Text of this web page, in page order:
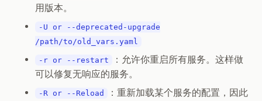
用版本。
-U or --deprecated-upgrade
/path/to/old_vars.yaml
-r or --restart
：允许你重启所有服务。这样做
可以修复无响应的服务。
-R or --Reload
：重新加载某个服务的配置，因此